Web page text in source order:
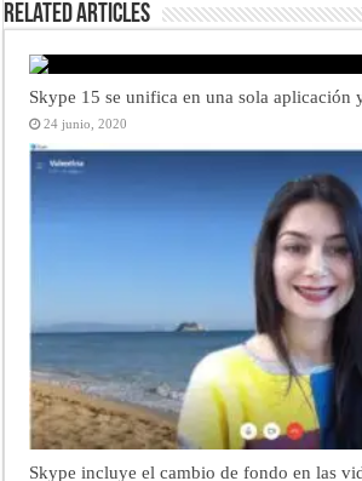
Related Articles
Skype 15 se unifica en una sola aplicación
24 junio, 2020
Skype incluye el cambio de fondo en las